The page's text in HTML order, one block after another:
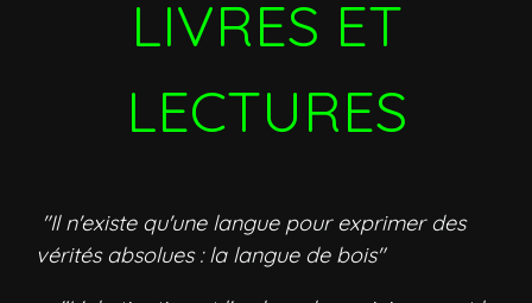
LIVRES ET
LECTURES
"Il n'existe qu'une langue pour exprimer des
vérités absolues : la langue de bois"